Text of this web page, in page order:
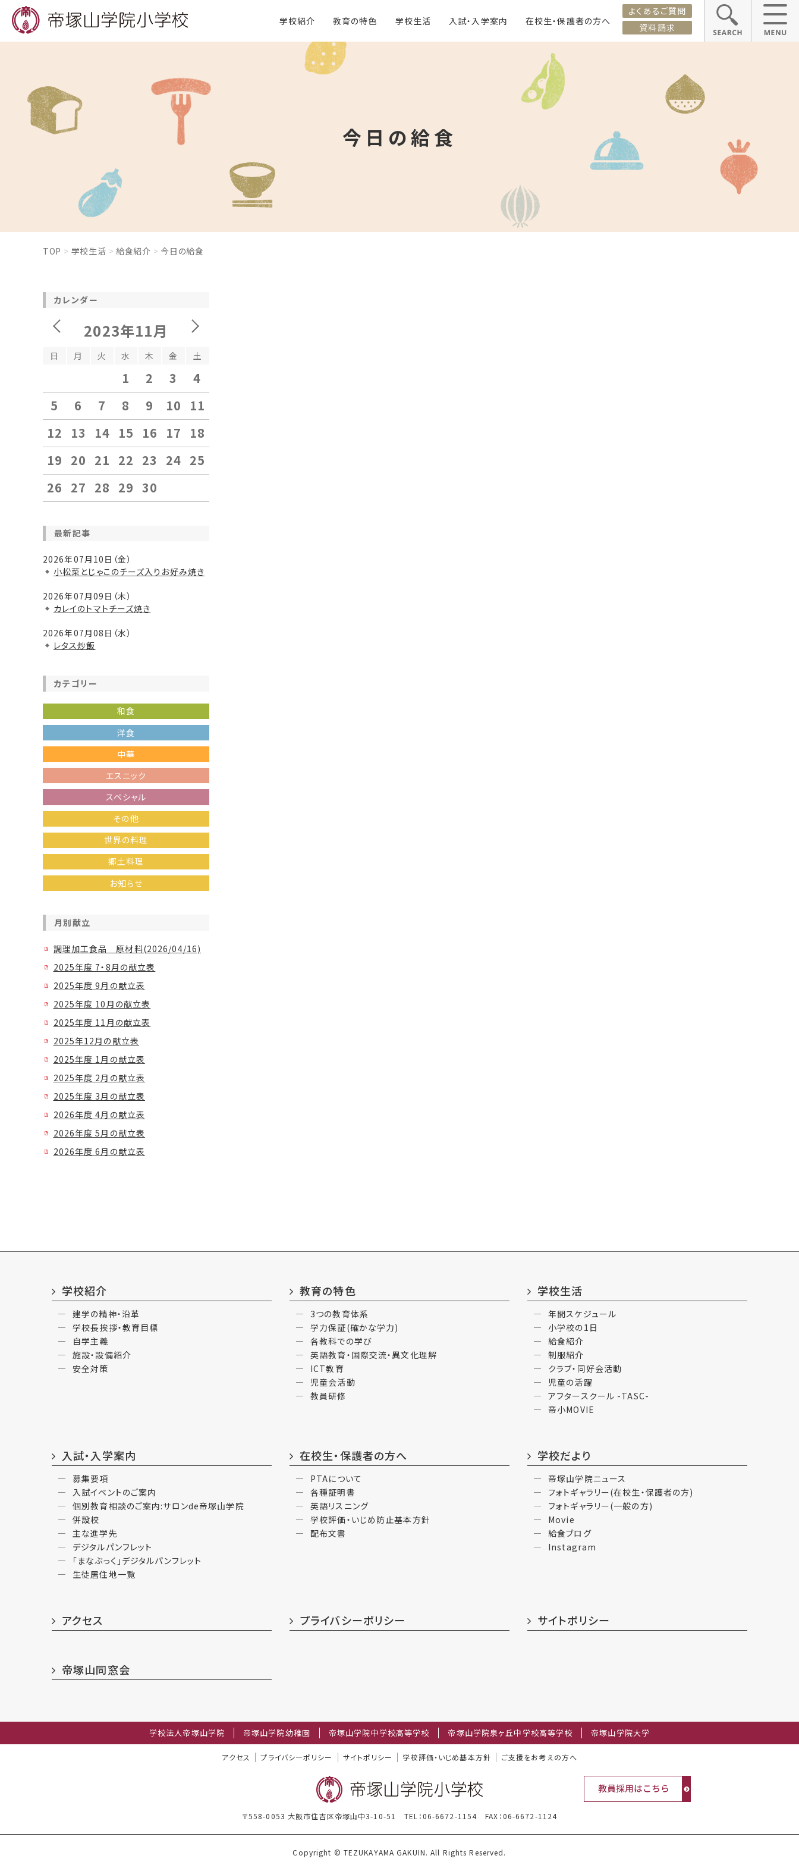
学校紹介 教育の特色 学校生活 入試・入学案内 在校生・保護者の方へ
よくあるご質問
資料請求
今日の給食
TOP 学校生活 給食紹介 今日の給食
カレンダー
2023年11月
日 月 火 水 木 金 土
1 2 3
4
5
6 7 8 9 10
11
12
13 14 15 16 17
18
19 20 21 22 23 24 25
26 27 28 29 30
最新記事
2026年07月10日（金）
小松菜とじゃこのチーズ入りお好み焼き
2026年07月09日（木）
カレイのトマトチーズ焼き
2026年07月08日（水）
レタス炒飯
カテゴリー
和食
洋食
中華
エスニック
スペシャル
その他
世界の料理
郷土料理
お知らせ
月別献立
調理加工食品 原材料(2026/04/16)
2025年度 7・8月の献立表
2025年度 9月の献立表
2025年度 10月の献立表
2025年度 11月の献立表
2025年12月の献立表
2025年度 1月の献立表
2025年度 2月の献立表
2025年度 3月の献立表
2026年度 4月の献立表
2026年度 5月の献立表
2026年度 6月の献立表
学校紹介
建学の精神・沿革
学校長挨拶・教育目標
自学主義
施設・設備紹介
安全対策
教育の特色
3つの教育体系
学力保証(確かな学力)
各教科での学び
英語教育・国際交流・異文化理解
ICT教育
児童会活動
教員研修
学校生活
年間スケジュール
小学校の1日
給食紹介
制服紹介
クラブ・同好会活動
児童の活躍
アフタースクール -TASC-
帝小MOVIE
入試・入学案内
募集要項
入試イベントのご案内
個別教育相談のご案内:サロンde帝塚山学院
併設校
主な進学先
デジタルパンフレット
「まなぶっく」デジタルパンフレット
生徒居住地一覧
在校生・保護者の方へ
PTAについて
各種証明書
英語リスニング
学校評価・いじめ防止基本方針
配布文書
学校だより
帝塚山学院ニュース
フォトギャラリー(在校生・保護者の方)
フォトギャラリー(一般の方)
Movie
給食ブログ
Instagram
アクセス プライバシーポリシー サイトポリシー
帝塚山同窓会
学校法人帝塚山学院 帝塚山学院幼稚園 帝塚山学院中学校高等学校 帝塚山学院泉ヶ丘中学校高等学校 帝塚山学院大学
アクセス プライバシ―ポリシー サイトポリシー 学校評価・いじめ基本方針 ご支援をお考えの方へ
〒558-0053 大阪市住吉区帝塚山中3-10-51 TEL：06-6672-1154 FAX：06-6672-1124
Copyright © TEZUKAYAMA GAKUIN. All Rights Reserved.